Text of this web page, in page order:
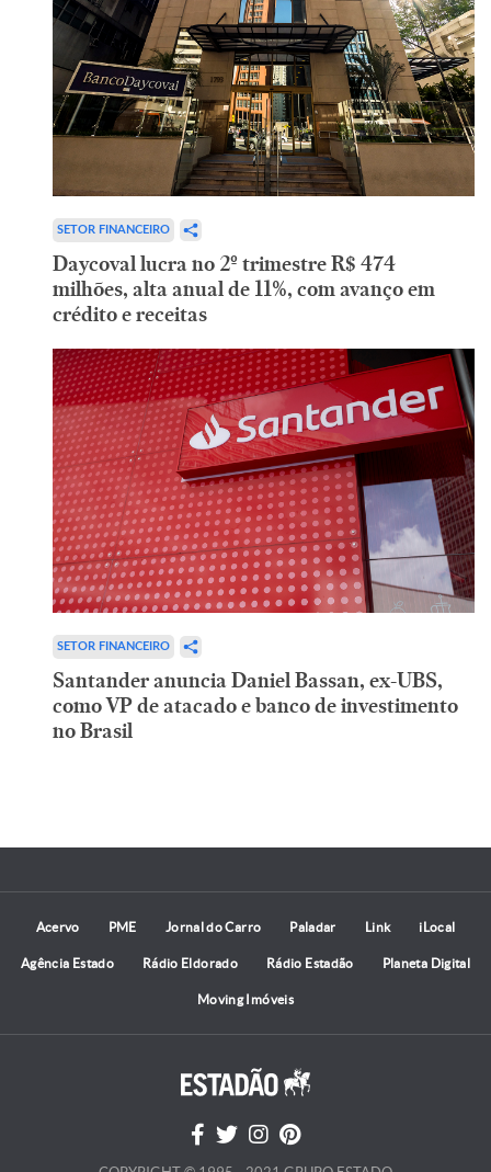
SETOR FINANCEIRO
Daycoval lucra no 2º trimestre R$ 474
milhões, alta anual de 11%, com avanço em
crédito e receitas
SETOR FINANCEIRO
Santander anuncia Daniel Bassan, ex-UBS,
como VP de atacado e banco de investimento
no Brasil
Acervo PME Jornal do Carro Paladar Link iLocal
Agência Estado Rádio Eldorado Rádio Estadão Planeta Digital
Moving Imóveis